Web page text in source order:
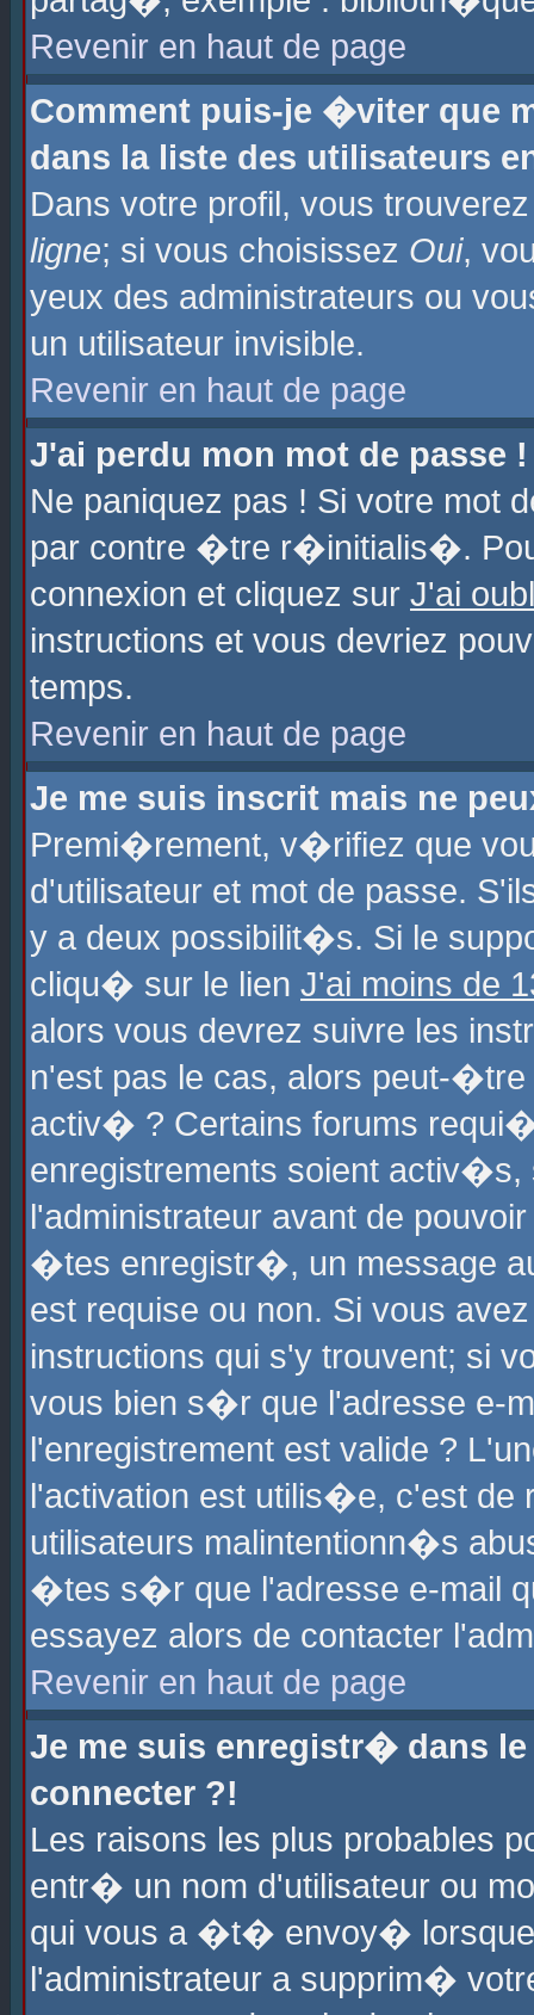
Revenir en haut de page
Comment puis-je �viter que
dans la liste des utilisateurs
Dans votre profil, vous
ligne; si vous choisissez Oui,
yeux des administrateurs ou
un utilisateur invisible.
Revenir en haut de page
J'ai perdu mon mot de passe !
Ne paniquez pas ! Si votre
par contre �tre r�initialis�.
connexion et cliquez sur J'ai
instructions et vous devriez
temps.
Revenir en haut de page
Je me suis inscrit mais ne
Premi�rement, v�rifiez que
d'utilisateur et mot de passe.
y a deux possibilit�s. Si le
cliqu� sur le lien J'ai moins de
alors vous devrez suivre les
n'est pas le cas, alors peut-
activ� ? Certains forums
enregistrements soient
l'administrateur avant de
�tes enregistr�, un message
est requise ou non. Si vous
instructions qui s'y trouvent; si
vous bien s�r que l'adresse e-
l'enregistrement est valide ?
l'activation est utilis�e, c'est
utilisateurs malintentionn�s
�tes s�r que l'adresse e-mail
essayez alors de contacter
Revenir en haut de page
Je me suis enregistr� dans
connecter ?!
Les raisons les plus probables
entr� un nom d'utilisateur ou
qui vous a �t� envoy�
l'administrateur a supprim�